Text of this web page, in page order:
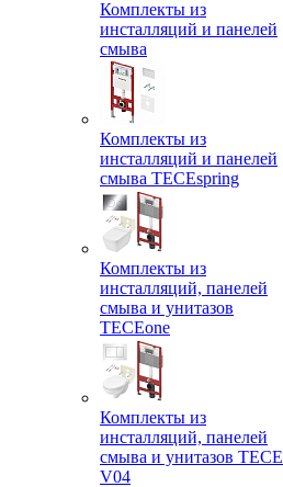
Комплекты из
инсталляций и панелей
смыва
Комплекты из
инсталляций и панелей
смыва TECEspring
Комплекты из
инсталляций, панелей
смыва и унитазов
TECEone
Комплекты из
инсталляций, панелей
смыва и унитазов ТЕСЕ
V04